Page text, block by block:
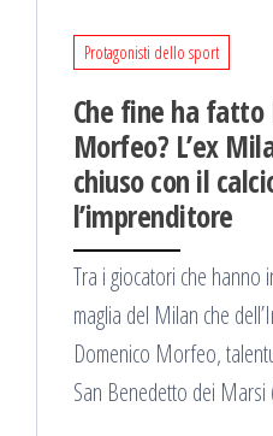
Protagonisti dello sport
Che fine ha fatto
Morfeo? L’ex
chiuso con il
l’imprenditore
Tra i giocatori che hanno
maglia del Milan che
Domenico Morfeo,
San Benedetto dei Marsi